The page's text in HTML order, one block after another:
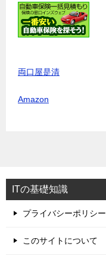
両口屋是清
Amazon
ITの基礎知識
プライバシーポリシー
このサイトについて